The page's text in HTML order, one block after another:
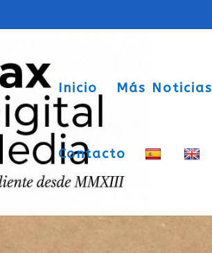
Inicio Más Noticias
Contacto